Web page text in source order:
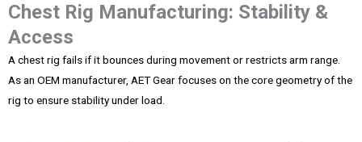
Chest Rig Manufacturing: Stability &
Access
A chest rig fails if it bounces during movement or restricts arm range.
As an OEM manufacturer, AET Gear focuses on the core geometry of the
rig to ensure stability under load.